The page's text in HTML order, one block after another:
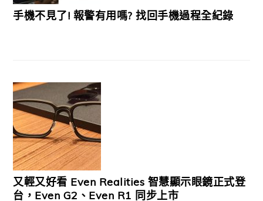
手機不見了! 報警有用嗎? 找回手機過程全紀錄
又輕又好看 Even Realities 智慧顯示眼鏡正式登
台，Even G2、Even R1 同步上市